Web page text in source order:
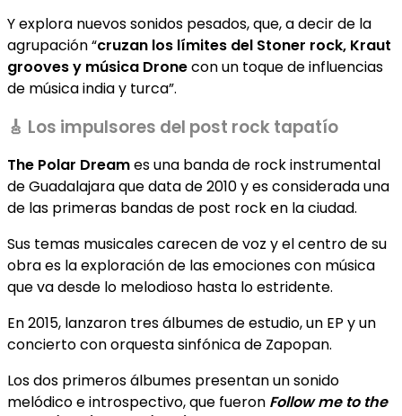
Y explora nuevos sonidos pesados, que, a decir de la
agrupación “cruzan los límites del Stoner rock, Kraut
grooves y música Dronecon un toque de influencias
de música india y turca”.
🎸 Los impulsores del post rock tapatío
The Polar Dreames una banda de rock instrumental
de Guadalajara que data de 2010 y es considerada una
de las primeras bandas de post rock en la ciudad.
Sus temas musicales carecen de voz y el centro de su
obra es la exploración de las emociones con música
que va desde lo melodioso hasta lo estridente.
En 2015, lanzaron tres álbumes de estudio, un EP y un
concierto con orquesta sinfónica de Zapopan.
Los dos primeros álbumes presentan un sonido
melódico e introspectivo, que fueron Follow me to the